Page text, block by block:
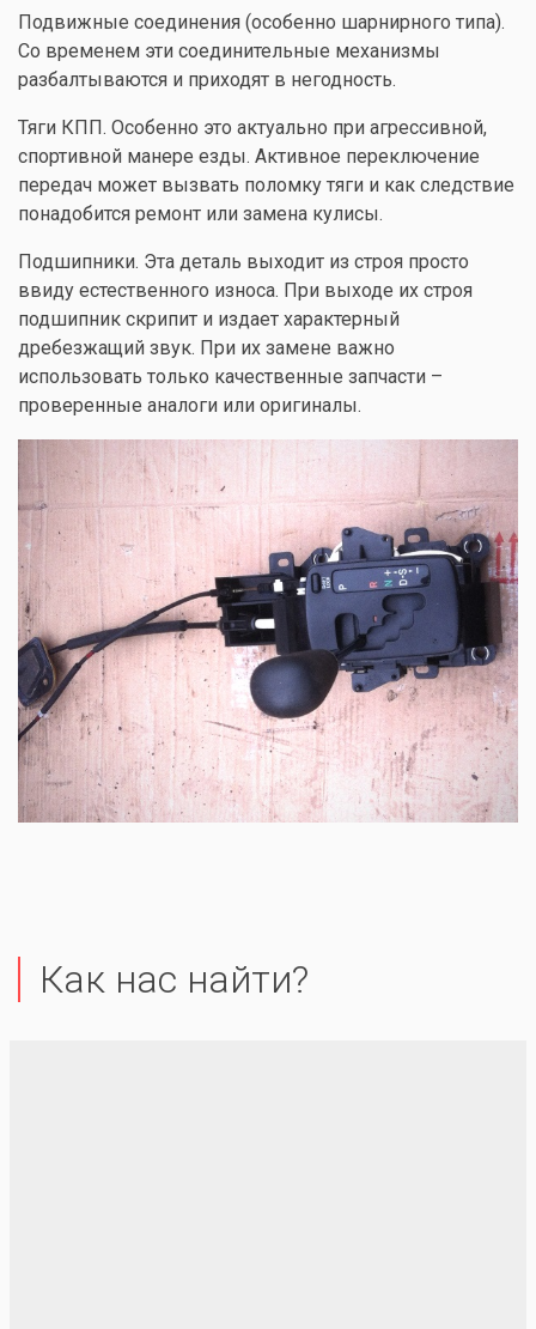
Подвижные соединения (особенно шарнирного типа).
Со временем эти соединительные механизмы
разбалтываются и приходят в негодность.
Тяги КПП. Особенно это актуально при агрессивной,
спортивной манере езды. Активное переключение
передач может вызвать поломку тяги и как следствие
понадобится ремонт или замена кулисы.
Подшипники. Эта деталь выходит из строя просто
ввиду естественного износа. При выходе их строя
подшипник скрипит и издает характерный
дребезжащий звук. При их замене важно
использовать только качественные запчасти –
проверенные аналоги или оригиналы.
Как нас найти?